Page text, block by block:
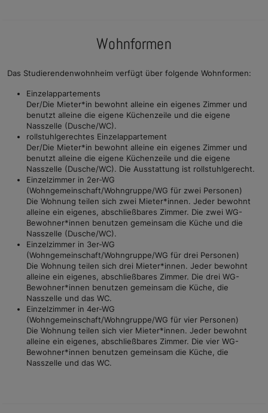
Wohnformen
Das Studierendenwohnheim verfügt über folgende Wohnformen:
Einzelappartements
Der/Die Mieter*in bewohnt alleine ein eigenes Zimmer und
benutzt alleine die eigene Küchenzeile und die eigene
Nasszelle (Dusche/WC).
rollstuhlgerechtes Einzelappartement
Der/Die Mieter*in bewohnt alleine ein eigenes Zimmer und
benutzt alleine die eigene Küchenzeile und die eigene
Nasszelle (Dusche/WC). Die Ausstattung ist rollstuhlgerecht.
Einzelzimmer in 2er-WG
(Wohngemeinschaft/Wohngruppe/WG für zwei Personen)
Die Wohnung teilen sich zwei Mieter*innen. Jeder bewohnt
alleine ein eigenes, abschließbares Zimmer. Die zwei WG-
Bewohner*innen benutzen gemeinsam die Küche und die
Nasszelle (Dusche/WC).
Einzelzimmer in 3er-WG
(Wohngemeinschaft/Wohngruppe/WG für drei Personen)
Die Wohnung teilen sich drei Mieter*innen. Jeder bewohnt
alleine ein eigenes, abschließbares Zimmer. Die drei WG-
Bewohner*innen benutzen gemeinsam die Küche, die
Nasszelle und das WC.
Einzelzimmer in 4er-WG
(Wohngemeinschaft/Wohngruppe/WG für vier Personen)
Die Wohnung teilen sich vier Mieter*innen. Jeder bewohnt
alleine ein eigenes, abschließbares Zimmer. Die vier WG-
Bewohner*innen benutzen gemeinsam die Küche, die
Nasszelle und das WC.